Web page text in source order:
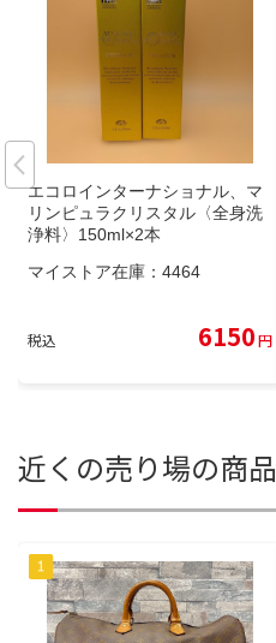
エコロインターナショナル、マ
リンピュラクリスタル〈全身洗
浄料〉150ml×2本
マイストア在庫： 4464
税込 6150円
近くの売り場の商品